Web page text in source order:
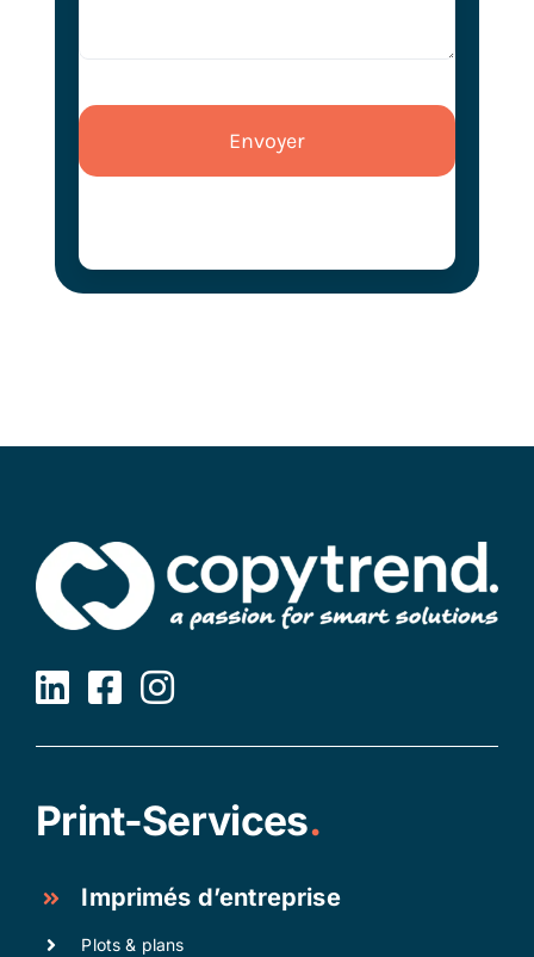
Print-Services.
Imprimés d’entreprise
Plots & plans